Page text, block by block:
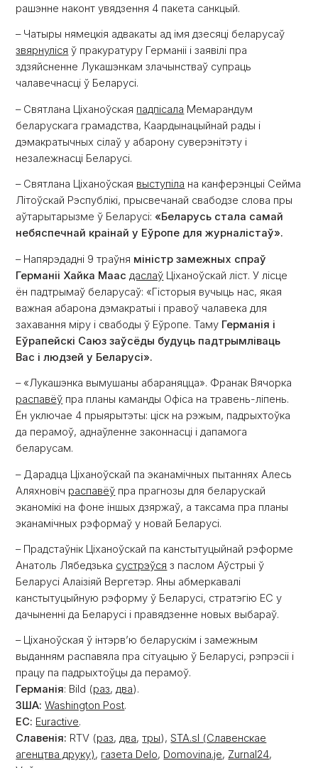
рашэнне наконт увядзення 4 пакета санкцый.
– Чатыры нямецкія адвакаты ад імя дзесяці беларусаў
звярнуліся ў пракуратуру Германіі і заявілі пра
здзяйсненне Лукашэнкам злачынстваў супраць
чалавечнасці ў Беларусі.
– Святлана Ціханоўская падпісала Мемарандум
беларускага грамадства, Каардынацыйнай рады і
дэмакратычных сілаў у абарону суверэнітэту і
незалежнасці Беларусі.
– Святлана Ціханоўская выступіла на канферэнцыі Сейма
Літоўскай Рэспублікі, прысвечанай свабодзе слова пры
аўтарытарызме ў Беларусі:«Беларусь стала самай
небяспечнай краінай у Еўропе для журналістаў».
– Напярэдадні 9 траўня міністр замежных спраў
Германіі Хайка Маасдаслаў Ціханоўскай ліст. У лісце
ён падтрымаў беларусаў: «Гісторыя вучыць нас, якая
важная абарона дэмакратыі і правоў чалавека для
захавання міру і свабоды ў Еўропе. Таму Германія і
Еўрапейскі Саюз заўсёды будуць падтрымліваць
Вас і людзей у Беларусі».
– «Лукашэнка вымушаны абараняцца». Франак Вячорка
распавёў пра планы каманды Офіса на травень-ліпень.
Ён уключае 4 прыярытэты: ціск на рэжым, падрыхтоўка
да перамоў, аднаўленне законнасці і дапамога
беларусам.
– Дарадца Ціханоўскай па эканамічных пытаннях Алесь
Аляхновіч распавёў пра прагнозы для беларускай
эканомікі на фоне іншых дзяржаў, а таксама пра планы
эканамічных рэформаў у новай Беларусі.
– Прадстаўнік Ціханоўскай па канстытуцыйнай рэформе
Анатоль Лябедзька сустрэўся з паслом Аўстрыі ў
Беларусі Алаізіяй Вергетэр. Яны абмеркавалі
канстытуцыйную рэформу ў Беларусі, стратэгію ЕС у
дачыненні да Беларусі і правядзенне новых выбараў.
– Ціханоўская ў інтэрв’ю беларускім і замежным
выданням распавяла пра сітуацыю ў Беларусі, рэпрэсіі і
працу па падрыхтоўцы да перамоў.
Германія: Bild (раз,два).
ЗША:Washington Post.
ЕС: Euractive.
Cлавенія: RTV (раз,два,тры),STA.sl (Славенскае
агенцтва друку), газета Delo, Domovina.je, Zurnal24,